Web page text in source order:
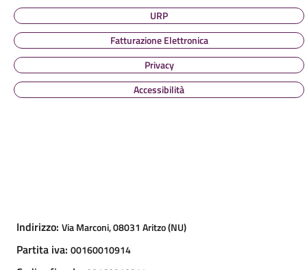
URP
Fatturazione Elettronica
Privacy
Accessibilità
Indirizzo: Via Marconi, 08031 Aritzo (NU)
Partita iva: 00160010914